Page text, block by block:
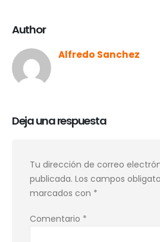
Author
Alfredo Sanchez
Deja una respuesta
Tu dirección de correo
publicada. Los campos
marcados con *
Comentario *